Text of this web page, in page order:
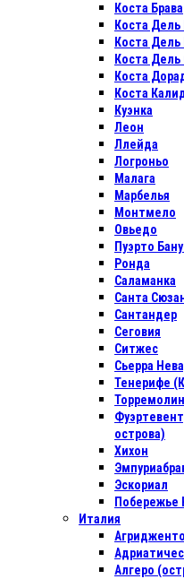
Коста Брава
Коста Дель
Коста
Коста Дель
Коста
Коста
Куэнка
Леон
Ллейда
Логроньо
Малага
Марбелья
Монтмело
Овьедо
Пуэрто
Ронда
Саламанка
Санта
Сантандер
Сеговия
Ситжес
Сьерра
Тенерифе
острова)
Хихон
Эскориал
Побережье
Италия
Алгеро